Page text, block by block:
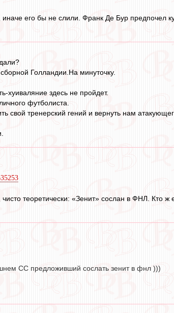
его бы не слили. Франк Де Бур предпочел
Голландии.На минуточку.
хуиваляние здесь не пройдет.
футболиста.
свой тренерский гений и вернуть нам
теоретически: «Зенит» сослан в ФНЛ. Кто
СС предложивший сослать зенит в фнл )))